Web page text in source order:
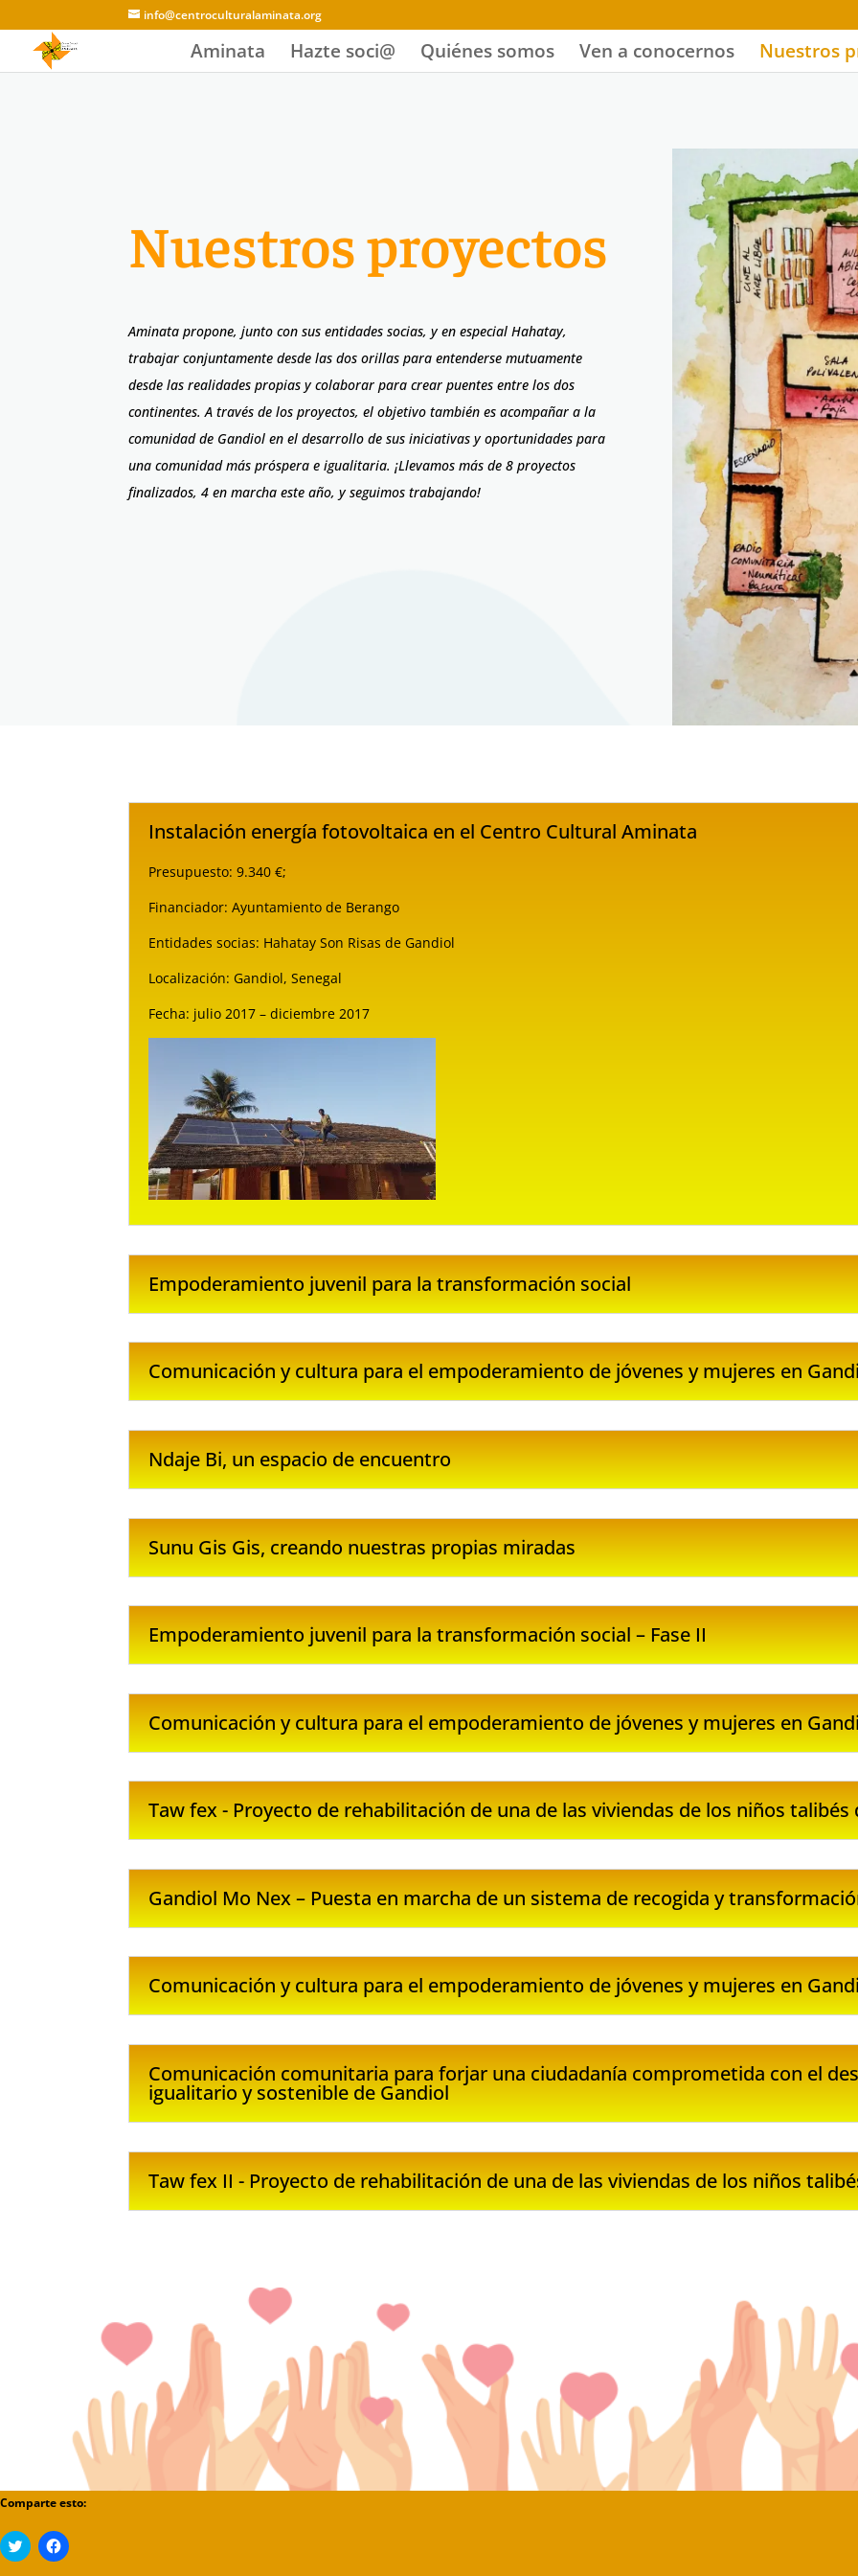
info@centroculturalaminata.org
Aminata Hazte soci@ Quiénes somos Ven a conocernos Nuestros
Nuestros proyectos
Aminata propone, junto con sus entidades socias, y en especial Hahatay,
trabajar conjuntamente desde las dos orillas para entenderse mutuamente
desde las realidades propias y colaborar para crear puentes entre los dos
continentes. A través de los proyectos, el objetivo también es acompañar a la
comunidad de Gandiol en el desarrollo de sus iniciativas y oportunidades para
una comunidad más próspera e igualitaria. ¡Llevamos más de 8 proyectos
finalizados, 4 en marcha este año, y seguimos trabajando!
Instalación energía fotovoltaica en el Centro Cultural Aminata
Presupuesto: 9.340 €;
Financiador: Ayuntamiento de Berango
Entidades socias: Hahatay Son Risas de Gandiol
Localización: Gandiol, Senegal
Fecha: julio 2017 – diciembre 2017
Empoderamiento juvenil para la transformación social
Comunicación y cultura para el empoderamiento de jóvenes y mujeres en
Ndaje Bi, un espacio de encuentro
Sunu Gis Gis, creando nuestras propias miradas
Empoderamiento juvenil para la transformación social – Fase II
Comunicación y cultura para el empoderamiento de jóvenes y mujeres en
Taw fex - Proyecto de rehabilitación de una de las viviendas de los niños talibés
Gandiol Mo Nex – Puesta en marcha de un sistema de recogida y
Comunicación y cultura para el empoderamiento de jóvenes y mujeres en
Comunicación comunitaria para forjar una ciudadanía comprometida con el
igualitario y sostenible de Gandiol
Taw fex II - Proyecto de rehabilitación de una de las viviendas de los niños
Comparte esto:
Haz
clic
Haz
clic